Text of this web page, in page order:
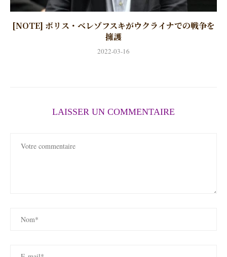
[NOTE] ボリス・ベレゾフスキがウクライナでの戦争を
擁護
2022-03-16
LAISSER UN COMMENTAIRE